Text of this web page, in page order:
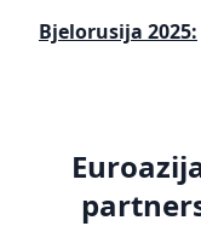
Bjelorusija 2025: